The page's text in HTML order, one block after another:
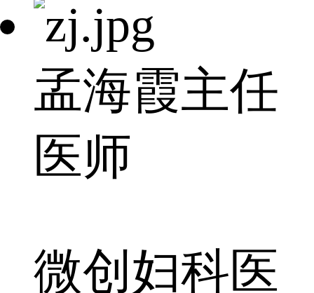
孟海霞主任
医师
微创妇科医